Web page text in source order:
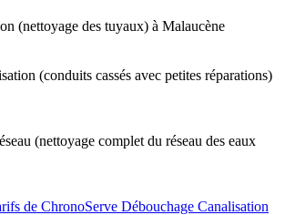
(nettoyage des tuyaux) à Malaucène
(conduits cassés avec petites réparations)
(nettoyage complet du réseau des eaux
de ChronoServe Débouchage Canalisation